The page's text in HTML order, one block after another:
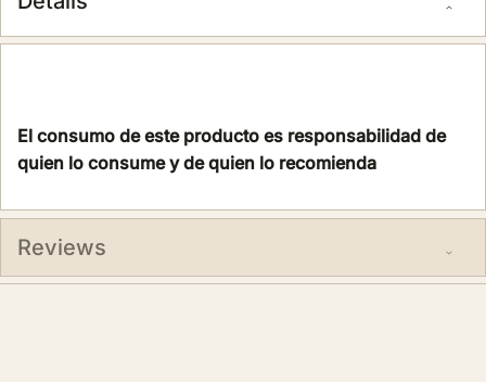
El consumo de este producto es responsabilidad de
quien lo consume y de quien lo recomienda
Reviews